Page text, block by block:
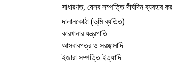
সাধারণত, যেসব সম্পত্তি দীর্ঘদিন
দালানকোঠা (ভূমি ব্যতিত)
কারখানার যন্ত্রপাতি
আসবাবপত্র ও সরঞ্জামাদি
ইজারা সম্পত্তি ইত্যাদি